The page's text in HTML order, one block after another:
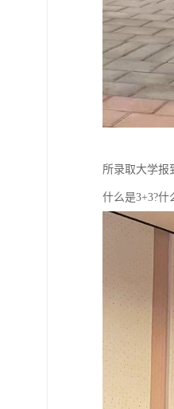
所录取大学报
什么是3+3?什